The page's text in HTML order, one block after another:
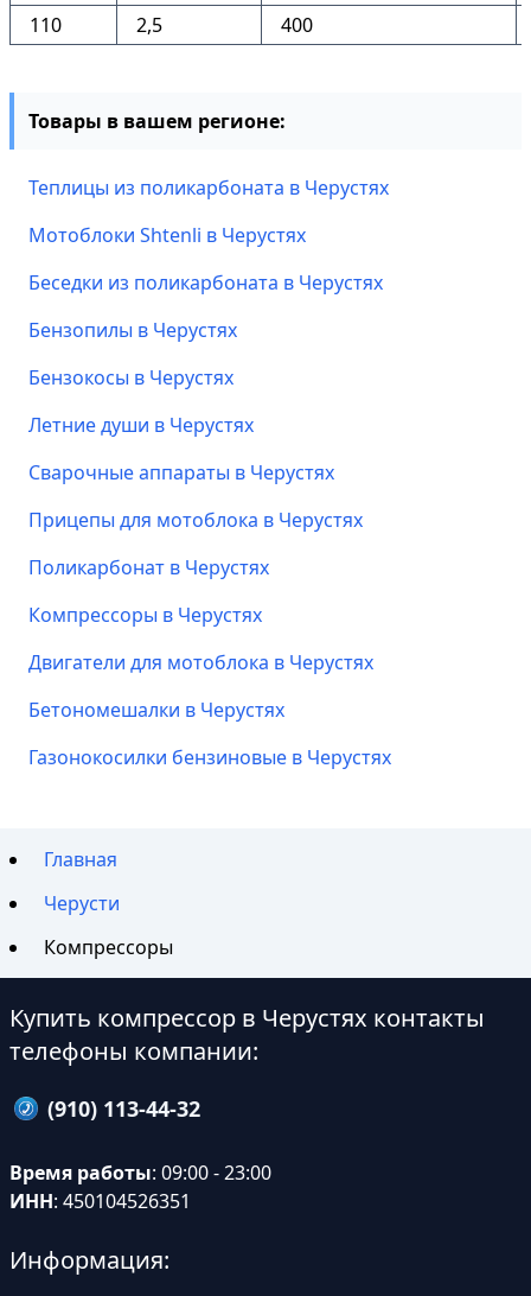
110
2,5 400
Товары в вашем регионе:
Теплицы из поликарбоната в Черустях
Мотоблоки Shtenli в Черустях
Беседки из поликарбоната в Черустях
Бензопилы в Черустях
Бензокосы в Черустях
Летние души в Черустях
Сварочные аппараты в Черустях
Прицепы для мотоблока в Черустях
Поликарбонат в Черустях
Компрессоры в Черустях
Двигатели для мотоблока в Черустях
Бетономешалки в Черустях
Газонокосилки бензиновые в Черустях
Главная
Черусти
Компрессоры
Купить компрессор в Черустях контакты
телефоны компании:
(910) 113-44-32
Время работы: 09:00 - 23:00
ИНН: 450104526351
Информация: